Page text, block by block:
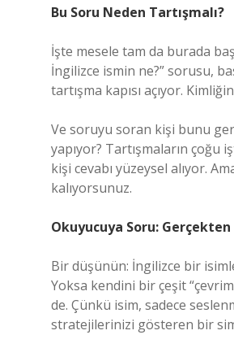
Bu Soru Neden Tartışmalı?
İşte mesele tam da burada
İngilizce ismin ne?” sorusu,
tartışma kapısı açıyor.
Ve soruyu soran kişi bunu
yapıyor? Tartışmaların çoğu
kişi cevabı yüzeysel alıyor.
kalıyorsunuz.
Okuyucuya Soru:
Bir düşünün: İngilizce bir
Yoksa kendini bir çeşit
de. Çünkü isim, sadece
stratejilerinizi gösteren bir